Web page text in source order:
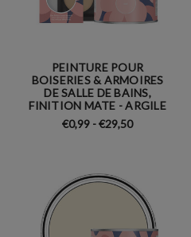
PEINTURE POUR
BOISERIES & ARMOIRES
DE SALLE DE BAINS,
FINITION MATE - ARGILE
€0,99 - €29,50